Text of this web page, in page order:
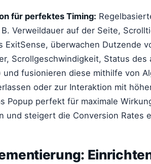
für perfektes Timing:
Verweildauer auf der Seite,
ExitSense, überwachen Dutzende
Scrollgeschwindigkeit, Status des
und fusionieren diese mithilfe von
oder zur Interaktion mit
Popup perfekt für maximale
und steigert die Conversion Rates